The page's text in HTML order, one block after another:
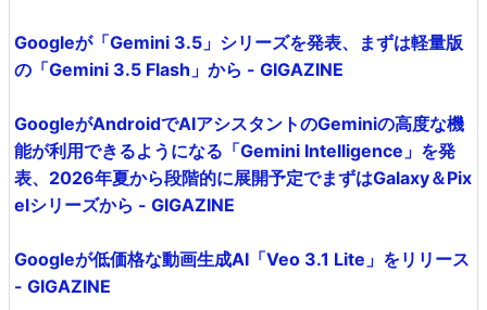
Googleが「Gemini 3.5」シリーズを発表、まずは軽量版
の「Gemini 3.5 Flash」から - GIGAZINE
GoogleがAndroidでAIアシスタントのGeminiの高度な機
能が利用できるようになる「Gemini Intelligence」を発
表、2026年夏から段階的に展開予定でまずはGalaxy＆Pix
elシリーズから - GIGAZINE
Googleが低価格な動画生成AI「Veo 3.1 Lite」をリリース
- GIGAZINE